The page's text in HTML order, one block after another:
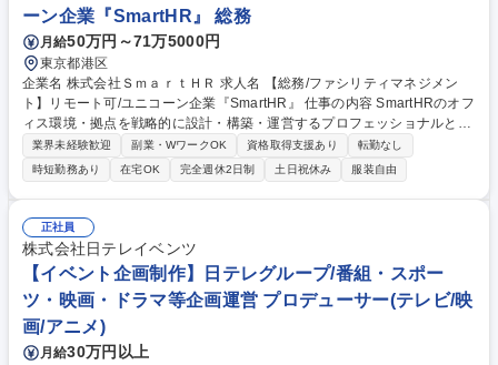
ーン企業『SmartHR』 総務
月給50万円～71万5000円
東京都港区
企業名 株式会社ＳｍａｒｔＨＲ 求人名 【総務/ファシリティマネジメン
ト】リモート可/ユニコーン企業『SmartHR』 仕事の内容 SmartHRのオフ
ィス環境・拠点を戦略的に設計・構築・運営するプロフェッショナルとし
て、組織の成長に対応したファシリティマネジメントを担当します。経営
をはじめとする社内外の関係者と連携しながら、 下記業務を担っていただ
きます。 ■オフィス戦略・コンセプト設計 ■拠点構築・オフィス環境の整
備や維持 ■ビルオーナー・外部パートナーとの交渉やコスト管理 ■データ
ドリブンなワークプレイス改善 募集職種 【総務/ファシリティマネジメン
ト】リモート可/ユニコーン企業『SmartHR』
業界未経験歓迎 副業・WワークOK 資格取得支援あり
転勤なし
時短勤務あり
在宅OK 完全週休2日制 土日祝休み 服装自由
正社員
株式会社日テレイベンツ
【イベント企画制作】日テレグループ/番組・スポー
ツ・映画・ドラマ等企画運営 プロデューサー(テレビ/映
画/アニメ)
月給30万円以上